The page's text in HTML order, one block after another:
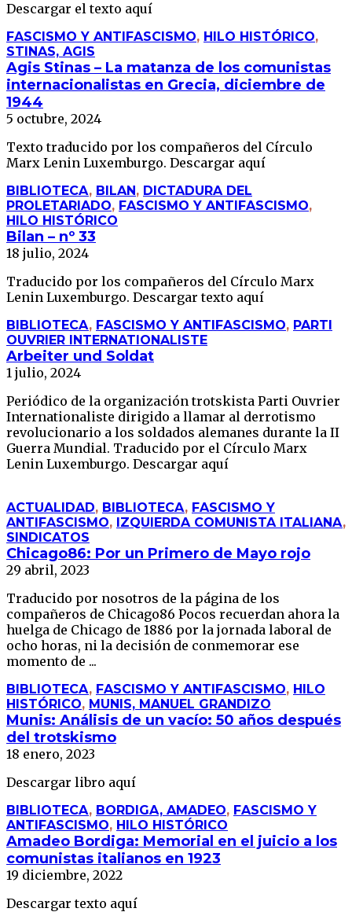
Descargar el texto aquí
FASCISMO Y ANTIFASCISMO, HILO HISTÓRICO,
STINAS, AGIS
Agis Stinas – La matanza de los comunistas
internacionalistas en Grecia, diciembre de
1944
5 octubre, 2024
Texto traducido por los compañeros del Círculo
Marx Lenin Luxemburgo. Descargar aquí
BIBLIOTECA, BILAN , DICTADURA DEL
PROLETARIADO, FASCISMO Y ANTIFASCISMO,
HILO HISTÓRICO
Bilan – nº 33
18 julio, 2024
Traducido por los compañeros del Círculo Marx
Lenin Luxemburgo. Descargar texto aquí
BIBLIOTECA, FASCISMO Y ANTIFASCISMO, PARTI
OUVRIER INTERNATIONALISTE
Arbeiter und Soldat
1 julio, 2024
Periódico de la organización trotskista Parti Ouvrier
Internationaliste dirigido a llamar al derrotismo
revolucionario a los soldados alemanes durante la II
Guerra Mundial. Traducido por el Círculo Marx
Lenin Luxemburgo. Descargar aquí
ACTUALIDAD, BIBLIOTECA, FASCISMO Y
ANTIFASCISMO, IZQUIERDA COMUNISTA ITALIANA,
SINDICATOS
Chicago86: Por un Primero de Mayo rojo
29 abril, 2023
Traducido por nosotros de la página de los
compañeros de Chicago86 Pocos recuerdan ahora la
huelga de Chicago de 1886 por la jornada laboral de
ocho horas, ni la decisión de conmemorar ese
momento de ...
BIBLIOTECA, FASCISMO Y ANTIFASCISMO, HILO
HISTÓRICO, MUNIS, MANUEL GRANDIZO
Munis: Análisis de un vacío: 50 años después
del trotskismo
18 enero, 2023
Descargar libro aquí
BIBLIOTECA, BORDIGA, AMADEO, FASCISMO Y
ANTIFASCISMO, HILO HISTÓRICO
Amadeo Bordiga: Memorial en el juicio a los
comunistas italianos en 1923
19 diciembre, 2022
Descargar texto aquí